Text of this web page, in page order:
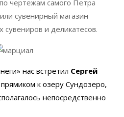
по чертежам самого Петра
сувенирный магазин
сувениров и деликатесов.
нас встретил Сергей
к озеру Сундозеро,
непосредственно